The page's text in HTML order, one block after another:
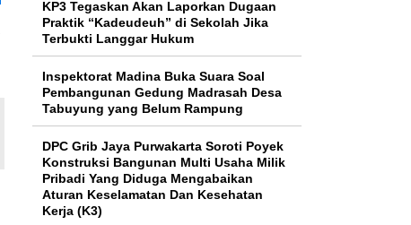
KP3 Tegaskan Akan Laporkan Dugaan
Praktik “Kadeudeuh” di Sekolah Jika
Terbukti Langgar Hukum
Inspektorat Madina Buka Suara Soal
Pembangunan Gedung Madrasah Desa
Tabuyung yang Belum Rampung
DPC Grib Jaya Purwakarta Soroti Poyek
Konstruksi Bangunan Multi Usaha Milik
Pribadi Yang Diduga Mengabaikan
Aturan Keselamatan Dan Kesehatan
Kerja (K3)